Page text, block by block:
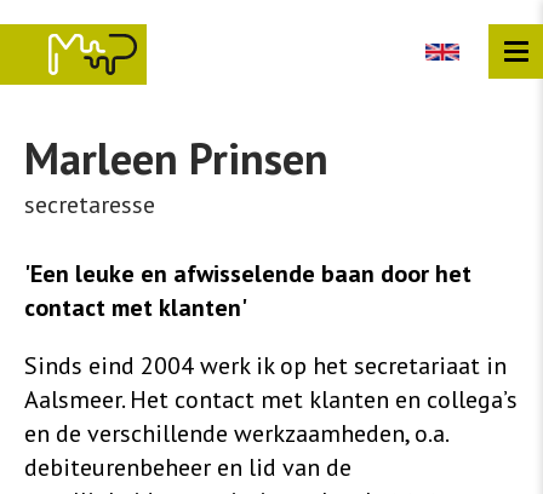
de
Marleen Prinsen
secretaresse
'Een leuke en afwisselende baan door het
contact met klanten'
Sinds eind 2004 werk ik op het secretariaat in
Aalsmeer. Het contact met klanten en collega’s
en de verschillende werkzaamheden, o.a.
debiteurenbeheer en lid van de